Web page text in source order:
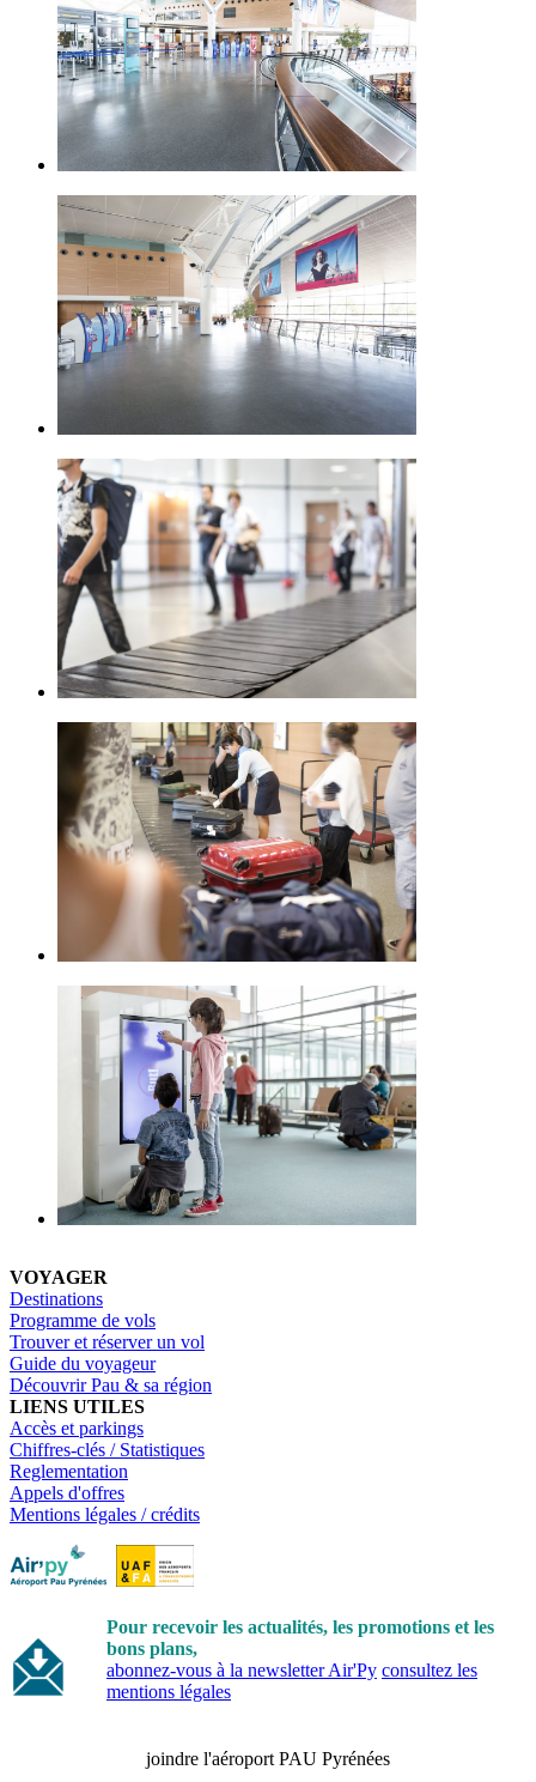
VOYAGER
Destinations
Programme de vols
Trouver et réserver un vol
Guide du voyageur
Découvrir Pau & sa région
LIENS UTILES
Accès et parkings
Chiffres-clés / Statistiques
Reglementation
Appels d'offres
Mentions légales / crédits
Pour recevoir les actualités, les promotions et les
bons plans,
abonnez-vous à la newsletter Air'Py consultez les
mentions légales
joindre l'aéroport PAU Pyrénées